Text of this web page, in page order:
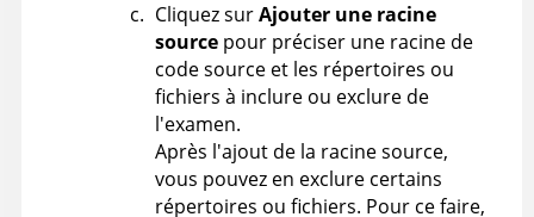
Cliquez surAjouter une racine
source pour préciser une racine de
code source et les répertoires ou
fichiers à inclure ou exclure de
l'examen.
Après l'ajout de la racine source,
vous pouvez en exclure certains
répertoires ou fichiers. Pour ce faire,